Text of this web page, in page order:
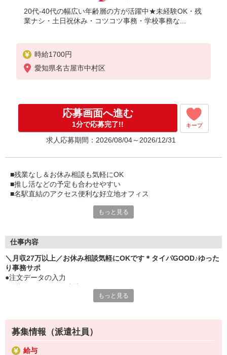
20代-40代の幅広い年齢層の方が活躍中★未経験OK・残
業ナシ・土日祝休み・コツコツ事務・学校事務な...
時給1700円
愛知県名古屋市中村区
応募画面へ進む
1分で応募完了!! キープ
求人応募期間：2026/08/04～2026/12/31
■残業なし＆お休み相談も気軽にOK
■推し活などの予定も合わせやすい
■名駅直結のアクセス便利な好立地オフィス
■同じ業務の方もいる安心環境
■キラキラ指先でモチベもUP
もっと見る
仕事内容
＼月収27万以上／お休み相談気軽にOKです＊タイパGOOD♪ゆった
り事務サポ
●注文データの入力
●見積書作成（フォーマットあり）
※できることから少しずつお任せします！
もっと見る
募集情報（派遣社員）
給与